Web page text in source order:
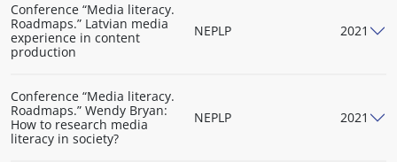
Conference “Media literacy.
Roadmaps.” Latvian media
experience in content
production
NEPLP 2021
Conference “Media literacy.
Roadmaps.” Wendy Bryan:
How to research media
literacy in society?
NEPLP 2021